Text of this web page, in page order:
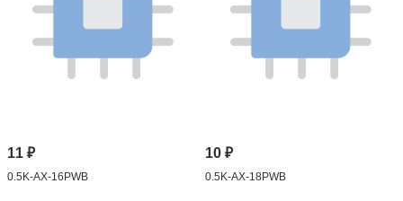
11₽
0.5K-AX-16PWB
10 ₽
0.5K-AX-18PWB